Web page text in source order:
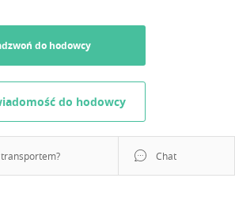
do hodowcy
do hodowcy
Chat